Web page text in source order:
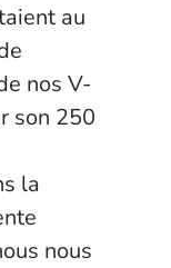
au
nos V-
son 250
la
nous